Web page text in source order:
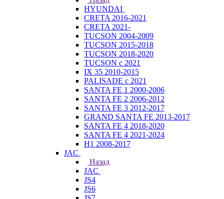
HYUNDAI
CRETA 2016-2021
CRETA 2021-
TUCSON 2004-2009
TUCSON 2015-2018
TUCSON 2018-2020
TUCSON с 2021
IX 35 2010-2015
PALISADE с 2021
SANTA FE 1 2000-2006
SANTA FE 2 2006-2012
SANTA FE 3 2012-2017
GRAND SANTA FE 2013-2017
SANTA FE 4 2018-2020
SANTA FE 4 2021-2024
H1 2008-2017
JAC
Назад
JAC
JS4
JS6